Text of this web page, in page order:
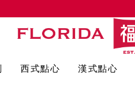
西式點心 漢式點心